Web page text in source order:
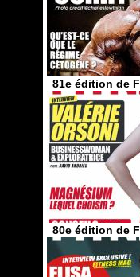
81e édition de
80e édition de